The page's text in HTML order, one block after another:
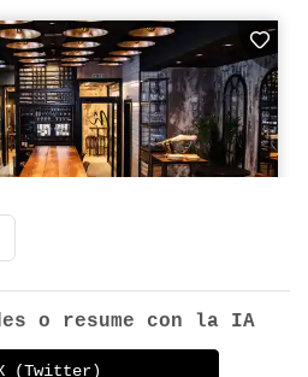
o resume con la IA
(Twitter)